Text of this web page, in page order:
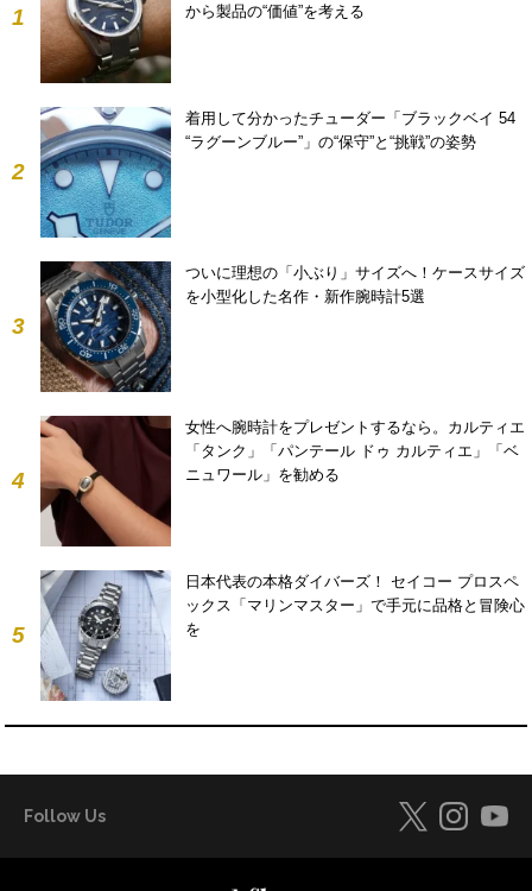
1
から製品の“価値”を考える
2
着用して分かったチューダー「ブラックベイ 54
“ラグーンブルー”」の“保守”と“挑戦”の姿勢
3
ついに理想の「小ぶり」サイズへ！ケースサイズ
を小型化した名作・新作腕時計5選
4
女性へ腕時計をプレゼントするなら。カルティエ
「タンク」「パンテール ドゥ カルティエ」「ベ
ニュワール」を勧める
5
日本代表の本格ダイバーズ！ セイコー プロスペ
ックス「マリンマスター」で手元に品格と冒険心
を
Follow Us